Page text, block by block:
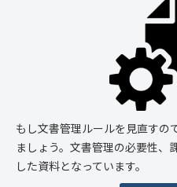
もし文書管理ルールを見直すの
ましょう。文書管理の必要性、
した資料となっています。